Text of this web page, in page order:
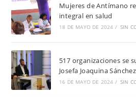
Mujeres de Antímano
integral en salud
18 DE MAYO DE 2024 / SIN
517 organizaciones se
Josefa Joaquina Sánchez
16 DE MAYO DE 2024 / SIN